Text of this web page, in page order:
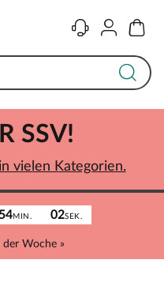
KontaktKonto
MIN. 02SEK.
Woche »
SSV!
vielen Kategorien.